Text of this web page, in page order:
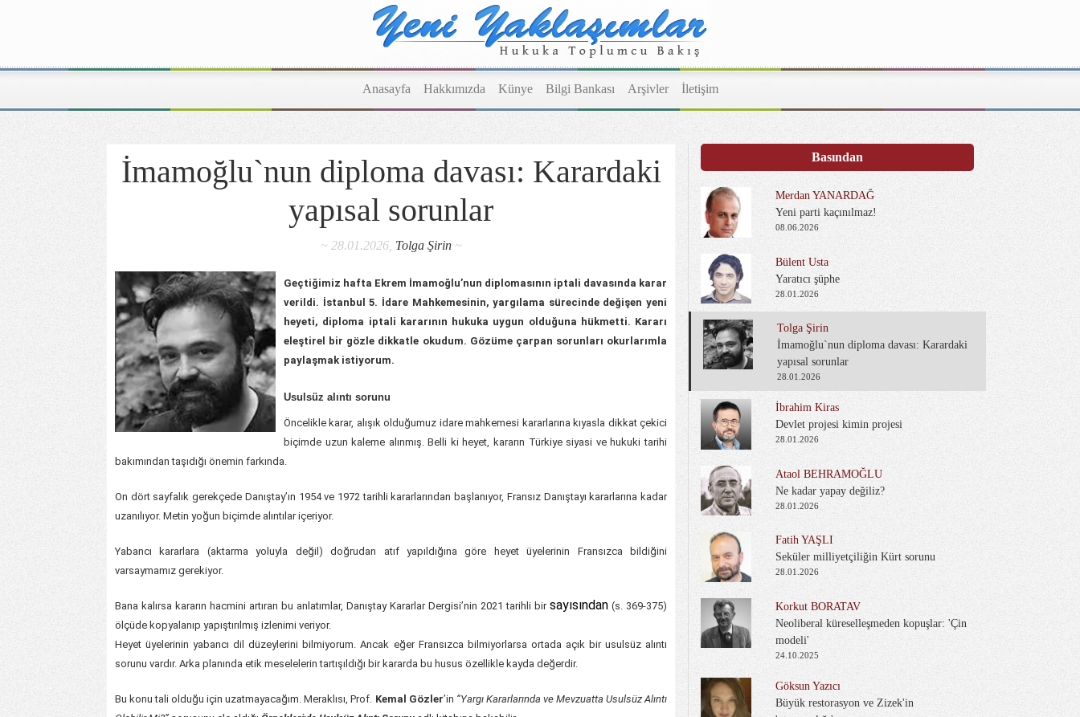
Anasayfa Hakkımızda Künye Bilgi Bankası Arşivler İletişim
İmamoğlu`nun diploma davası: Karardaki
yapısal sorunlar
~ 28.01.2026, Tolga Şirin~
Geçtiğimiz hafta Ekrem İmamoğlu’nun diplomasının iptali davasında karar
verildi. İstanbul 5. İdare Mahkemesinin, yargılama sürecinde değişen yeni
heyeti, diploma iptali kararının hukuka uygun olduğuna hükmetti. Kararı
eleştirel bir gözle dikkatle okudum. Gözüme çarpan sorunları okurlarımla
paylaşmak istiyorum.
Usulsüz alıntı sorunu
Öncelikle karar, alışık olduğumuz idare mahkemesi kararlarına kıyasla dikkat çekici
biçimde uzun kaleme alınmış. Belli ki heyet, kararın Türkiye siyasi ve hukuki tarihi
bakımından taşıdığı önemin farkında.
On dört sayfalık gerekçede Danıştay’ın 1954 ve 1972 tarihli kararlarından başlanıyor, Fransız Danıştayı kararlarına kadar
uzanılıyor. Metin yoğun biçimde alıntılar içeriyor.
Yabancı kararlara (aktarma yoluyla değil) doğrudan atıf yapıldığına göre heyet üyelerinin Fransızca bildiğini
varsaymamız gerekiyor.
Bana kalırsa kararın hacmini artıran bu anlatımlar, Danıştay Kararlar Dergisi’nin 2021 tarihli bir sayısından (s. 369-375)
ölçüde kopyalanıp yapıştırılmış izlenimi veriyor.
Heyet üyelerinin yabancı dil düzeylerini bilmiyorum. Ancak eğer Fransızca bilmiyorlarsa ortada açık bir usulsüz alıntı
sorunu vardır. Arka planında etik meselelerin tartışıldığı bir kararda bu husus özellikle kayda değerdir.
Bu konu tali olduğu için uzatmayacağım. Meraklısı, Prof. Kemal Gözler’in “Yargı Kararlarında ve Mevzuatta Usulsüz Alıntı
Basından
Merdan YANARDAĞ
Yeni parti kaçınılmaz!
08.06.2026
Bülent Usta
Yaratıcı şüphe
28.01.2026
Tolga Şirin
İmamoğlu`nun diploma davası: Karardaki
yapısal sorunlar
28.01.2026
İbrahim Kiras
Devlet projesi kimin projesi
28.01.2026
Ataol BEHRAMOĞLU
Ne kadar yapay değiliz?
28.01.2026
Fatih YAŞLI
Seküler milliyetçiliğin Kürt sorunu
28.01.2026
Korkut BORATAV
Neoliberal küreselleşmeden kopuşlar: 'Çin
modeli'
24.10.2025
Göksun Yazıcı
Büyük restorasyon ve Zizek'in